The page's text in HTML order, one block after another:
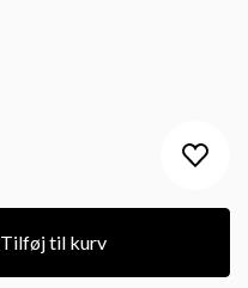
Tilføj til kurv